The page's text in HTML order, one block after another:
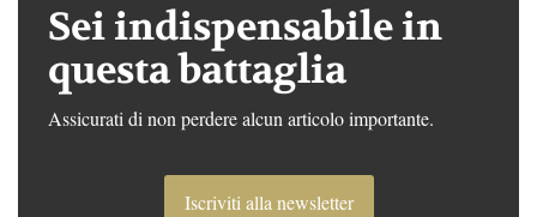
Sei indispensabile in
questa battaglia
Assicurati di non perdere alcun articolo importante.
Iscriviti alla newsletter